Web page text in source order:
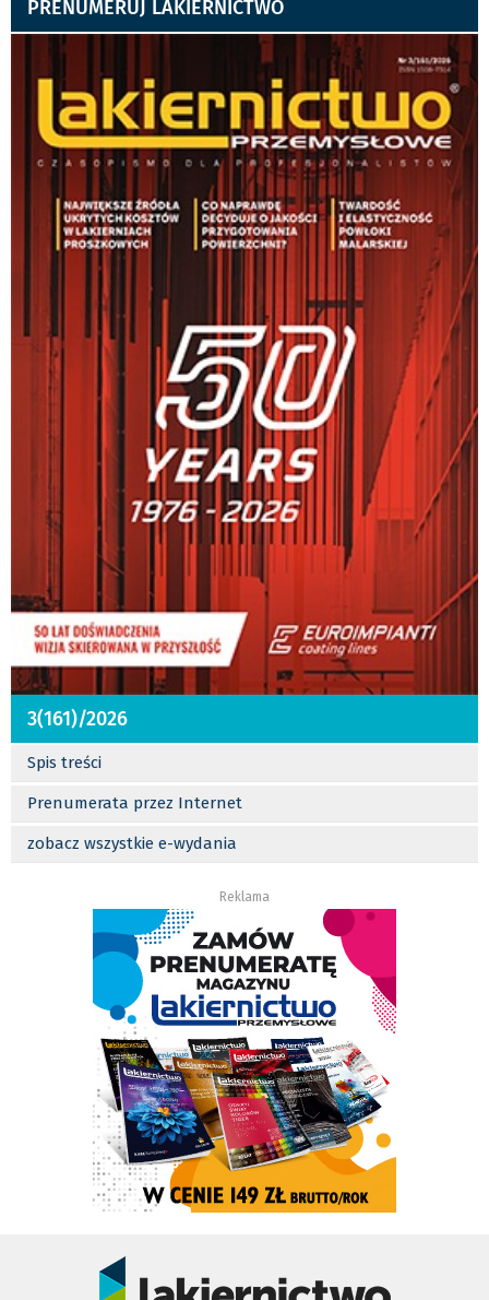
PRENUMERUJ LAKIERNICTWO
3(161)/2026
Spis treści
Prenumerata przez Internet
zobacz wszystkie e-wydania
Reklama